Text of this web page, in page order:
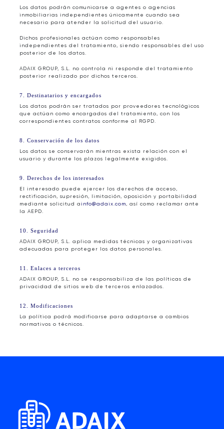
Los datos podrán comunicarse a agentes o agencias
inmobiliarias independientes únicamente cuando sea
necesario para atender la solicitud del usuario.
Dichos profesionales actúan como responsables
independientes del tratamiento, siendo responsables del uso
posterior de los datos.
ADAIX GROUP, S.L. no controla ni responde del tratamiento
posterior realizado por dichos terceros.
7. Destinatarios y encargados
Los datos podrán ser tratados por proveedores tecnológicos
que actúan como encargados del tratamiento, con los
correspondientes contratos conforme al RGPD.
8. Conservación de los datos
Los datos se conservarán mientras exista relación con el
usuario y durante los plazos legalmente exigidos.
9. Derechos de los interesados
El interesado puede ejercer los derechos de acceso,
rectificación, supresión, limitación, oposición y portabilidad
mediante solicitud a info@adaix.com, así como reclamar ante
la AEPD.
10. Seguridad
ADAIX GROUP, S.L. aplica medidas técnicas y organizativas
adecuadas para proteger los datos personales.
11. Enlaces a terceros
ADAIX GROUP, S.L. no se responsabiliza de las políticas de
privacidad de sitios web de terceros enlazados.
12. Modificaciones
La política podrá modificarse para adaptarse a cambios
normativos o técnicos.